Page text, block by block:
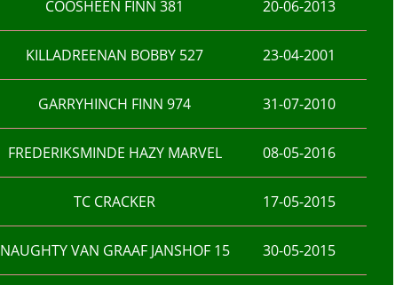
COOSHEEN FINN 381 20-06-2013
KILLADREENAN BOBBY 527 23-04-2001
GARRYHINCH FINN 974 31-07-2010
FREDERIKSMINDE HAZY MARVEL 08-05-2016
TC CRACKER 17-05-2015
NAUGHTY VAN GRAAF JANSHOF 15 30-05-2015